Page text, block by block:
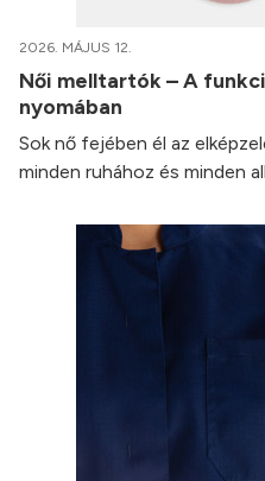
2026. MÁJUS 12.
Női melltartók – A
nyomában
Sok nő fejében él az
minden ruhához és minden